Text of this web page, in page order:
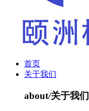
首页
关于我们
about/关于我们